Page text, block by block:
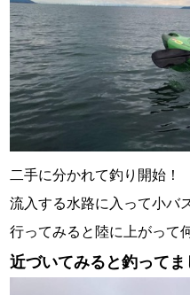
二手に分かれて釣り開始！
流入する水路に入って小バ
行ってみると陸に上がって
近づいてみると釣ってま